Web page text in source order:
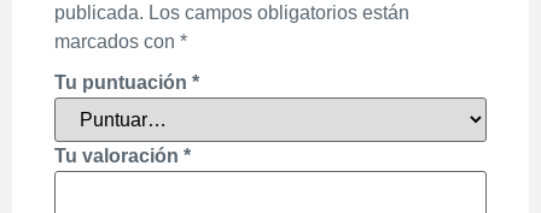
publicada. Los campos obligatorios están
marcados con *
Tu puntuación *
Tu valoración *